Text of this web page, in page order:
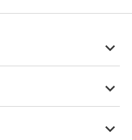


